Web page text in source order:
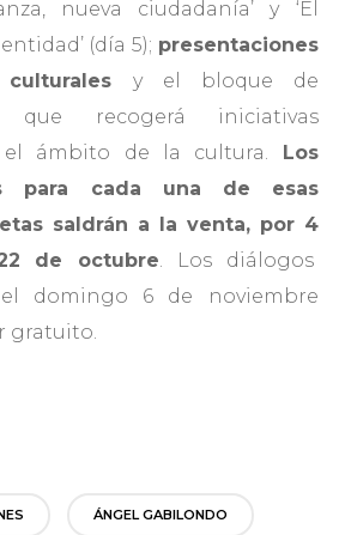
nueva ciudadanía’ y ‘El
(día 5); presentaciones
y el bloque de
que recogerá iniciativas
el ámbito de la cultura. Los
para cada una de esas
saldrán a la venta, por 4
de octubre. Los diálogos
domingo 6 de noviembre
gratuito.
ÁNGEL GABILONDO